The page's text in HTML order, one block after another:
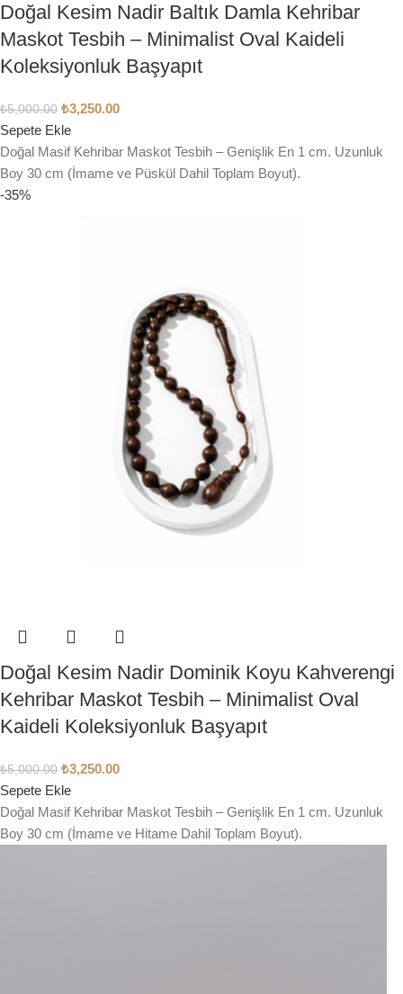
Doğal Kesim Nadir Baltık Damla Kehribar
Maskot Tesbih – Minimalist Oval Kaideli
Koleksiyonluk Başyapıt
₺5,000.00 ₺3,250.00
Sepete Ekle
Doğal Masif Kehribar Maskot Tesbih – Genişlik En 1 cm. Uzunluk
Boy 30 cm (İmame ve Püskül Dahil Toplam Boyut).
-35%
Doğal Kesim Nadir Dominik Koyu Kahverengi
Kehribar Maskot Tesbih – Minimalist Oval
Kaideli Koleksiyonluk Başyapıt
₺5,000.00 ₺3,250.00
Sepete Ekle
Doğal Masif Kehribar Maskot Tesbih – Genişlik En 1 cm. Uzunluk
Boy 30 cm (İmame ve Hitame Dahil Toplam Boyut).